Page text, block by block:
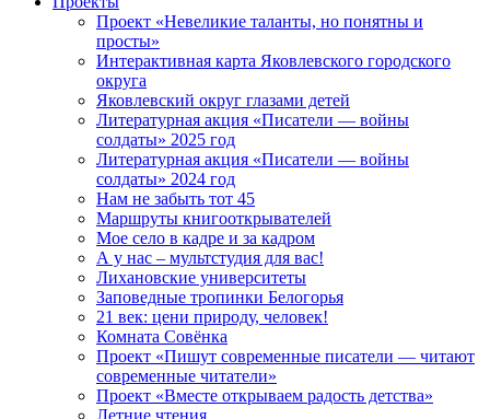
Проект «Невеликие таланты, но понятны и
просты»
Интерактивная карта Яковлевского городского
округа
Яковлевский округ глазами детей
Литературная акция «Писатели — войны
солдаты» 2025 год
Литературная акция «Писатели — войны
солдаты» 2024 год
Нам не забыть тот 45
Маршруты книгооткрывателей
Мое село в кадре и за кадром
А у нас – мультстудия для вас!
Лихановские университеты
Заповедные тропинки Белогорья
21 век: цени природу, человек!
Комната Совёнка
Проект «Пишут современные писатели — читают
современные читатели»
Проект «Вместе открываем радость детства»
Летние чтения